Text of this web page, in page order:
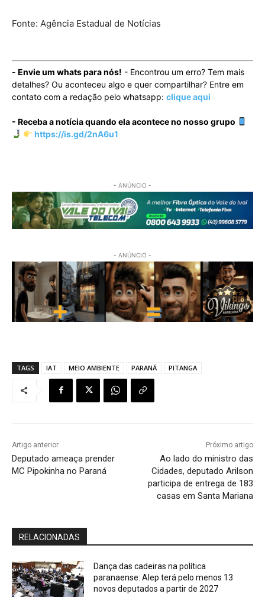
Fonte: Agência Estadual de Notícias
- Envie um whats para nós! - Encontrou um erro? Tem mais
detalhes? Ou aconteceu algo e quer compartilhar? Entre em
contato com a redação pelo whatsapp: clique aqui
- Receba a notícia quando ela acontece no nosso grupo
https://is.gd/2nA6u1
- ANÚNCIO -
- ANÚNCIO -
TAGS IAT MEIO AMBIENTE PARANÁ PITANGA
Artigo anterior
Deputado ameaça prender
MC Pipokinha no Paraná
Próximo artigo
Ao lado do ministro das
Cidades, deputado Arilson
participa de entrega de 183
casas em Santa Mariana
RELACIONADAS
Dança das cadeiras na política
paranaense: Alep terá pelo menos 13
novos deputados a partir de 2027